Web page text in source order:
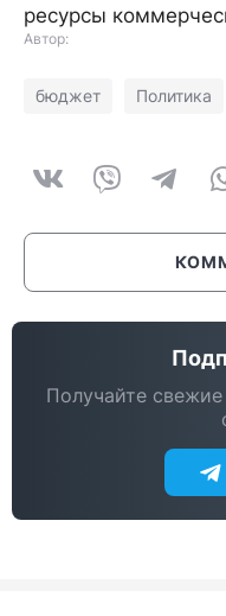
ресурсы
Автор:
бюджет Политика
Получайте